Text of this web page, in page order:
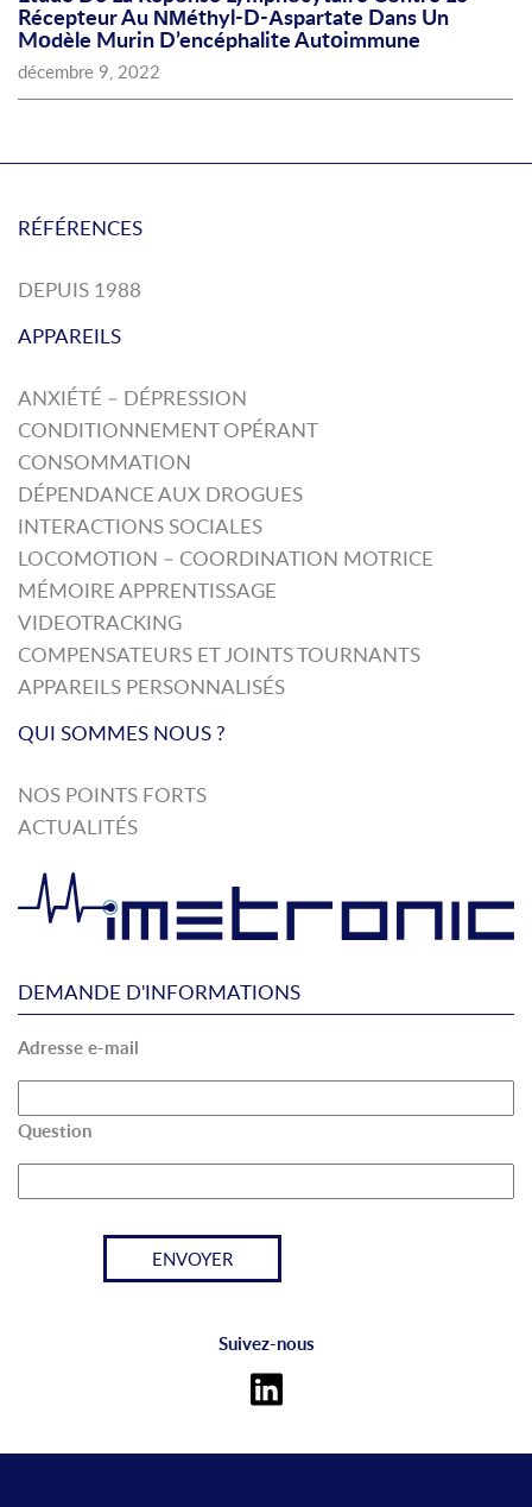
Récepteur Au ΝΜéthyl-D-Αspartate Dans Un
Mοdèle Murin D’encéphalite Autοimmune
décembre 9, 2022
RÉFÉRENCES
DEPUIS 1988
APPAREILS
ANXIÉTÉ – DÉPRESSION
CONDITIONNEMENT OPÉRANT
CONSOMMATION
DÉPENDANCE AUX DROGUES
INTERACTIONS SOCIALES
LOCOMOTION – COORDINATION MOTRICE
MÉMOIRE APPRENTISSAGE
VIDEOTRACKING
COMPENSATEURS ET JOINTS TOURNANTS
APPAREILS PERSONNALISÉS
QUI SOMMES NOUS ?
NOS POINTS FORTS
ACTUALITÉS
DEMANDE D'INFORMATIONS
Adresse e-mail
Question
Suivez-nous